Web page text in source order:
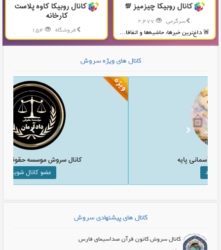
کانال روبیکا چیزمیز 💯
سرگرمی
🚨 داغ‌ترین خبرها، حاشیه‌ها و اتفاقا...
کانال روبیکا کاوه پلاست
کارخانه
فروشگاه
تولید و پخش محصولات پلاستیکی...
کانال های ویژه سروش
کانال کانال سروش هدیه های آسمانی پایه
کانال های پیشنهادی سروش
کانال سروش کانون قرآن صداسیمای فارس